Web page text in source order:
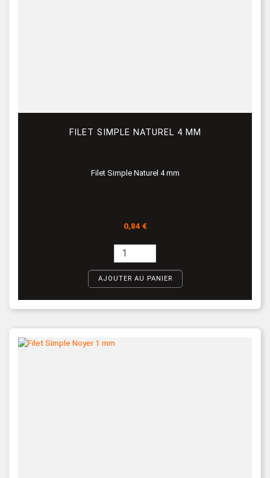
FILET SIMPLE NATUREL 4 MM
Filet Simple Naturel 4 mm
Prix
0,84 €
AJOUTER AU PANIER